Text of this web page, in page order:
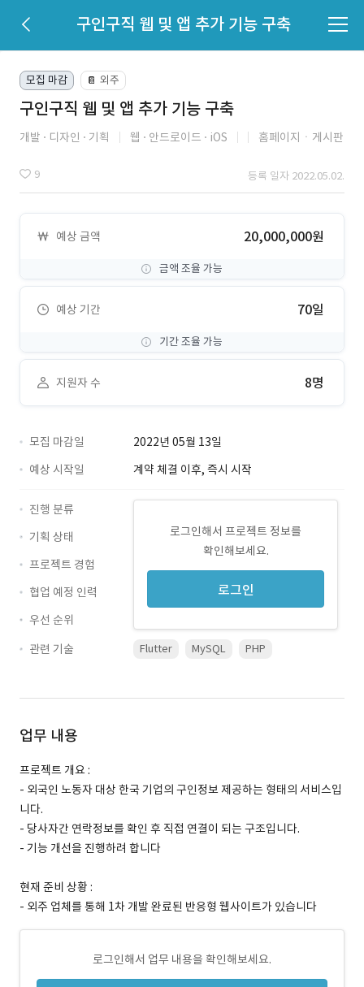
구인구직 웹 및 앱 추가 기능 구축
모집 마감 📔 외주
구인구직 웹 및 앱 추가 기능 구축
개발 디자인 기획 웹 안드로이드 iOS 홈페이지ㆍ게시판
9 등록 일자 2022.05.02.
예상 금액 20,000,000원
금액 조율 가능
예상 기간 70일
기간 조율 가능
지원자 수 8명
모집 마감일
2022년 05월 13일
예상 시작일
계약 체결 이후, 즉시 시작
로그인해서 프로젝트 정보를
확인해보세요.
로그인
진행 분류
기획 상태
프로젝트 경험
협업 예정 인력
우선 순위
관련 기술
Flutter MySQL PHP
업무 내용
프로젝트 개요 :
- 외국인 노동자 대상 한국 기업의 구인정보 제공하는 형태의 서비스입
니다.
- 당사자간 연락정보를 확인 후 직접 연결이 되는 구조입니다.
- 기능 개선을 진행하려 합니다
현재 준비 상황 :
- 외주 업체를 통해 1차 개발 완료된 반응형 웹사이트가 있습니다
로그인해서 업무 내용을 확인해보세요.